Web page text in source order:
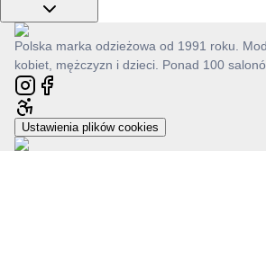
Polska marka odzieżowa od 1991 roku.
kobiet, mężczyzn i dzieci. Ponad 100
Ustawienia plików cookies